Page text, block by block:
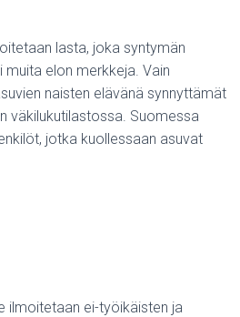
lasta, joka syntymän
elon merkkeja. Vain
naisten elävänä synnyttämät
väkilukutilastossa. Suomessa
jotka kuollessaan asuvat
ilmoitetaan ei-työikäisten ja